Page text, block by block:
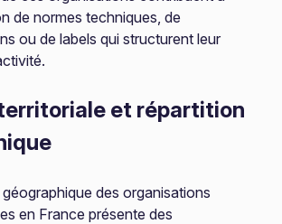
de normes techniques, de
ou de labels qui structurent leur
et répartition
des organisations
en France présente des